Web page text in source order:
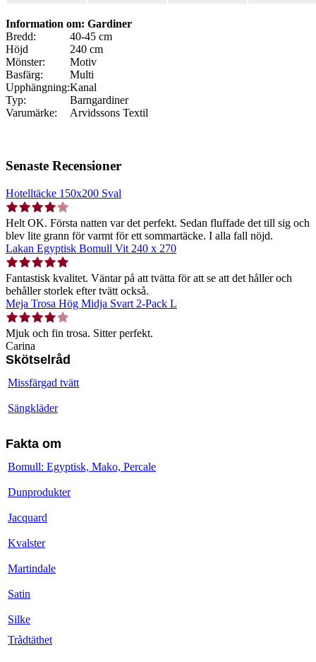
Information om: Gardiner
Bredd:
40-45 cm
Höjd
240 cm
Mönster:
Motiv
Basfärg:
Multi
Upphängning:Kanal
Typ:
Barngardiner
Varumärke:
Arvidssons Textil
Senaste Recensioner
Hotelltäcke 150x200 Sval
Helt OK. Första natten var det perfekt. Sedan fluffade det till sig och
blev lite grann för varmt för ett sommartäcke. I alla fall nöjd.
Lakan Egyptisk Bomull Vit 240 x 270
Fantastisk kvalitet. Väntar på att tvätta för att se att det håller och
behåller storlek efter tvätt också.
Meja Trosa Hög Midja Svart 2-Pack L
Mjuk och fin trosa. Sitter perfekt.
Carina
Skötselråd
Missfärgad tvätt
Sängkläder
Fakta om
Bomull: Egyptisk, Mako, Percale
Dunprodukter
Jacquard
Kvalster
Martindale
Satin
Silke
Trådtäthet